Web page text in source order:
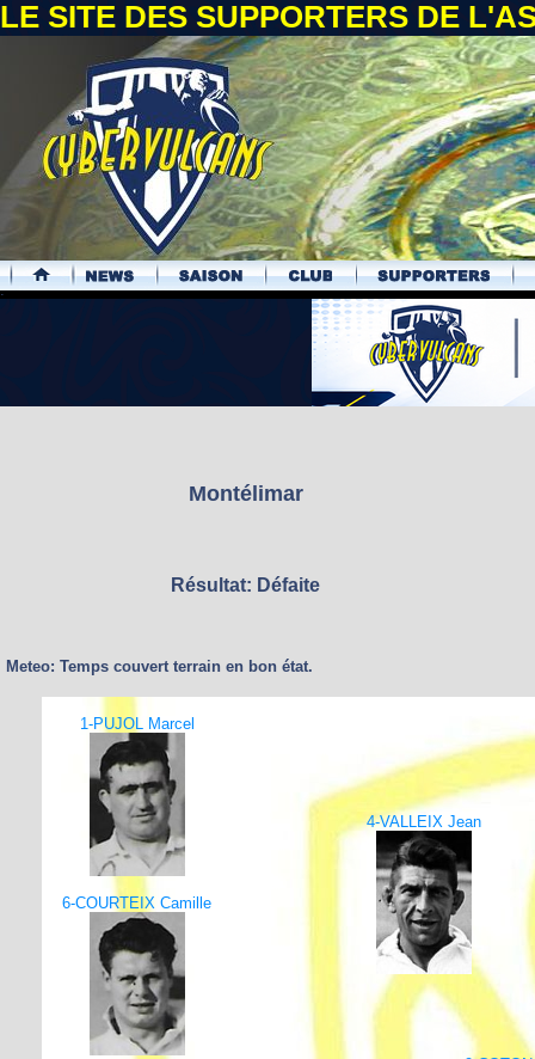
LE SITE DES SUPPORTERS DE
.
Montélimar
Résultat: Défaite
Meteo: Temps couvert terrain en bon état.
1-PUJOL Marcel
4-VALLEIX Jean
6-COURTEIX Camille